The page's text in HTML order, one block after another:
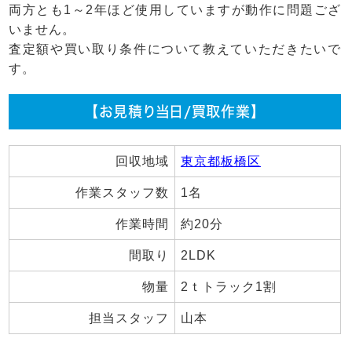
両方とも1～2年ほど使用していますが動作に問題ござ
いません。
査定額や買い取り条件について教えていただきたいで
す。
【お見積り当日/買取作業】
回収地域 東京都板橋区
作業スタッフ数 1名
作業時間 約20分
間取り 2LDK
物量 2ｔトラック1割
担当スタッフ 山本